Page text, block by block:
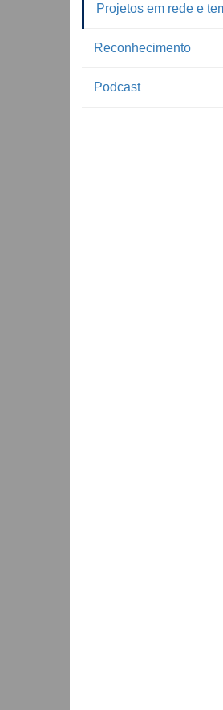
Projetos em rede e
Reconhecimento
Podcast